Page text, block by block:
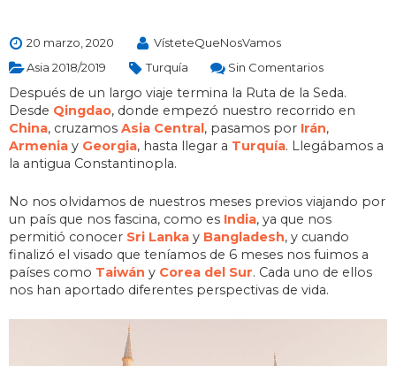
20 marzo, 2020
VísteteQueNosVamos
Asia 2018/2019
Turquía Sin Comentarios
Después de un largo viaje termina la Ruta de la Seda.
Desde Qingdao, donde empezó nuestro recorrido en
China, cruzamos Asia Central, pasamos por Irán,
Armenia y Georgia, hasta llegar a Turquía. Llegábamos a
la antigua Constantinopla.
No nos olvidamos de nuestros meses previos viajando por
un país que nos fascina, como es India, ya que nos
permitió conocer Sri Lanka y Bangladesh, y cuando
finalizó el visado que teníamos de 6 meses nos fuimos a
países como Taiwán y Corea del Sur. Cada uno de ellos
nos han aportado diferentes perspectivas de vida.